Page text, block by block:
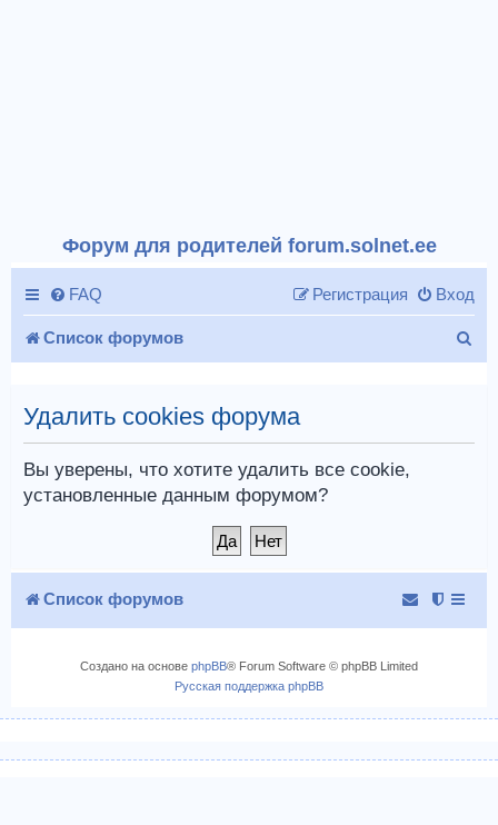
Форум для родителей forum.solnet.ee
FAQ Вход
Регистрация
Список форумов
с
Удалить cookies форума
Вы уверены, что хотите удалить все cookie,
установленные данным форумом?
Список форумов
Создано на основе phpBB® Forum Software © phpBB Limited
Русская поддержка phpBB